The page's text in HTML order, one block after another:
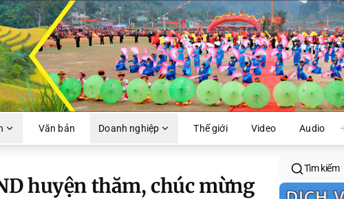
Văn bản Doanh nghiệp Thế giới Video Audio
huyện thăm, chúc mừng
Tìm kiếm